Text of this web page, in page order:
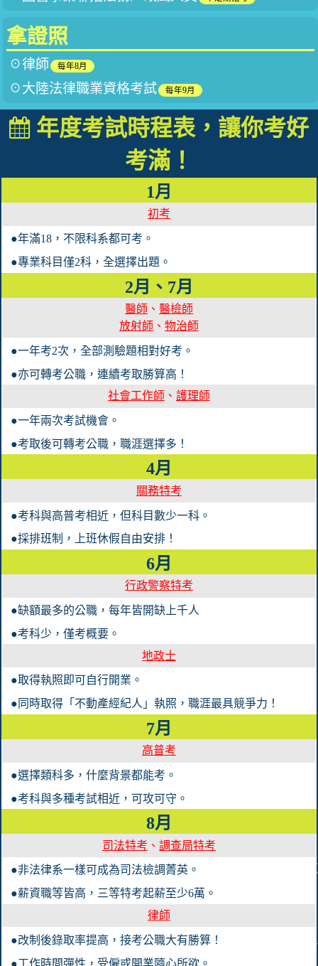
拿證照
☉律師 每年8月
☉大陸法律職業資格考試 每年9月
年度考試時程表，讓你考好
考滿！
1月
初考
●年滿18，不限科系都可考。
●專業科目僅2科，全選擇出題。
2月、7月
醫師 、 醫檢師
放射師 、 物治師
●一年考2次，全部測驗題相對好考。
●亦可轉考公職，連續考取勝算高！
社會工作師 、 護理師
●一年兩次考試機會。
●考取後可轉考公職，職涯選擇多！
4月
關務特考
●考科與高普考相近，但科目數少一科。
●採排班制，上班休假自由安排！
6月
行政警察特考
●缺額最多的公職，每年皆開缺上千人
●考科少，僅考概要。
地政士
●取得執照即可自行開業。
●同時取得「不動產經紀人」執照，職涯最具競爭力！
7月
高普考
●選擇類科多，什麼背景都能考。
●考科與多種考試相近，可攻可守。
8月
司法特考 、 調查局特考
●非法律系一樣可成為司法檢調菁英。
●薪資職等皆高，三等特考起薪至少6萬。
律師
●改制後錄取率提高，接考公職大有勝算！
●工作時間彈性，受僱或開業隨心所欲。